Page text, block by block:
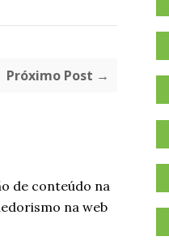
Próximo Post →
de conteúdo na
na web